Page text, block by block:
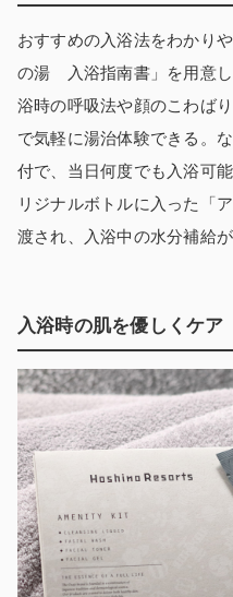
おすすめの入浴法をわかり
の湯 入浴指南書」を用意し
浴時の呼吸法や顔のこわば
で気軽に湯治体験できる。
付で、当日何度でも入浴可
リジナルボトルに入った「
渡され、入浴中の水分補給が
入浴時の肌を優しくケア